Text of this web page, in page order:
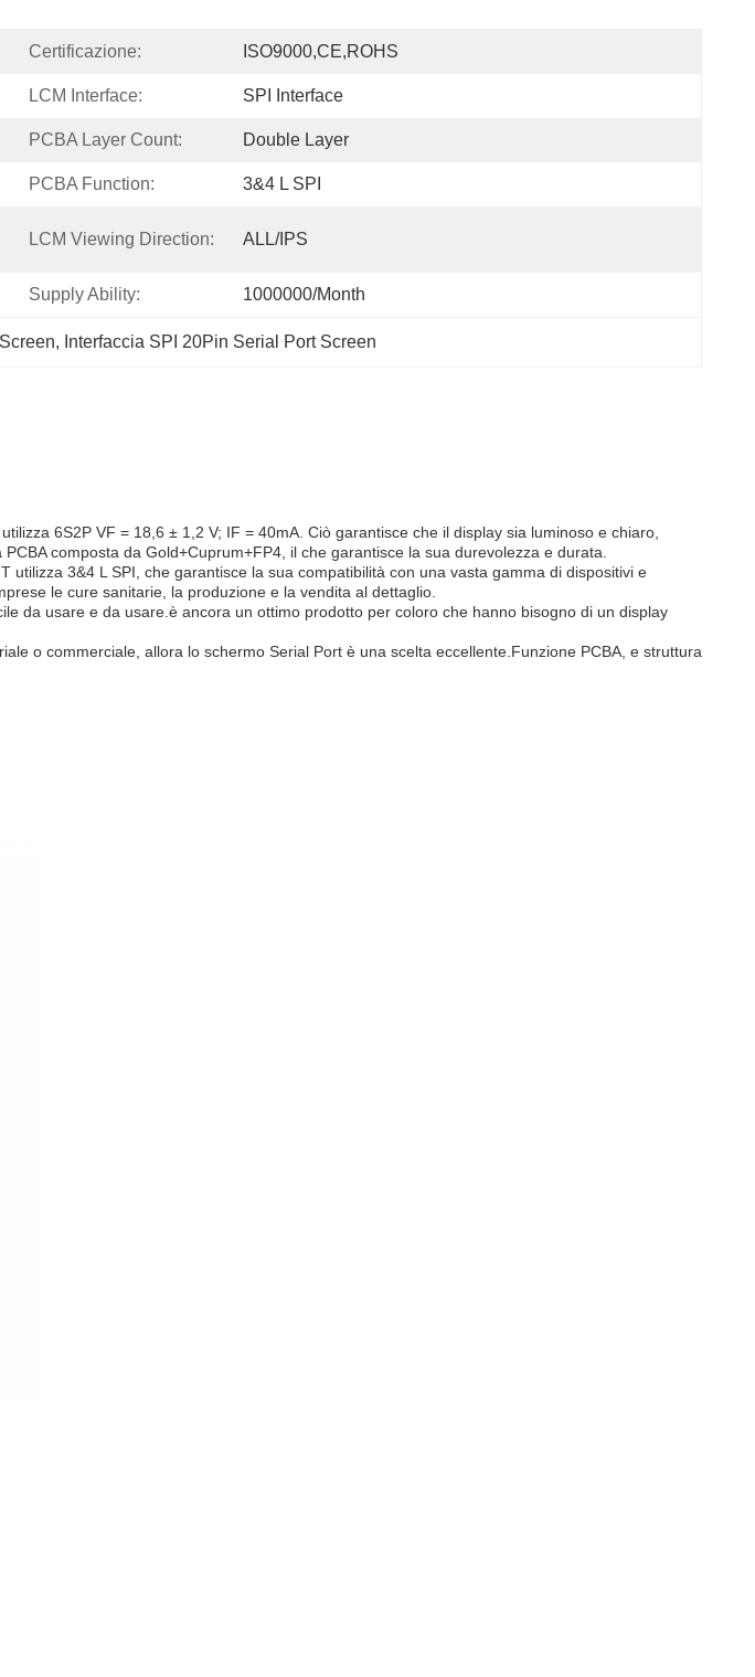
Certificazione: ISO9000,CE,ROHS
LCM Interface: SPI Interface
PCBA Layer Count: Double Layer
PCBA Function: 3&4 L SPI
LCM Viewing Direction: ALL/IPS
Supply Ability: 1000000/month
, Interfaccia SPI 20Pin Serial Port Screen
6S2P VF = 18,6 ± 1,2 V; IF = 40mA. Ciò garantisce che il display sia luminoso e chiaro,
composta da Gold+Cuprum+FP4, il che garantisce la sua durevolezza e durata.
3&4 L SPI, che garantisce la sua compatibilità con una vasta gamma di dispositivi e
le cure sanitarie, la produzione e la vendita al dettaglio.
da usare e da usare.è ancora un ottimo prodotto per coloro che hanno bisogno di un display
o commerciale, allora lo schermo Serial Port è una scelta eccellente.Funzione PCBA, e struttura